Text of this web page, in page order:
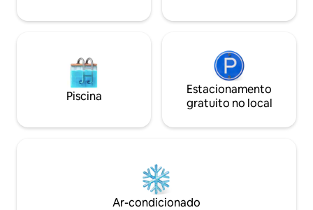
Piscina
Estacionamento
gratuito no local
Ar-condicionado